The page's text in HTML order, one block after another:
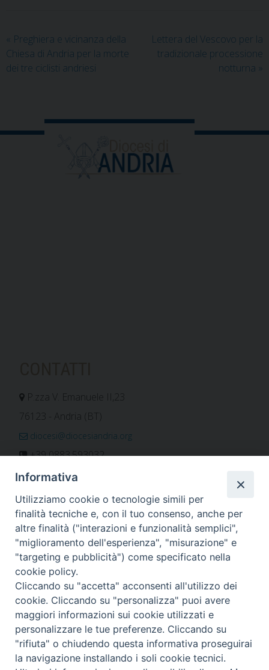
« Preghiera e vicinanza della
Chiesa di Andria per la morte
dei tre ciclisti andriesi
Lettera del Vescovo per la
tradizionale processione
notturna »
P.zza V. Emanuele II,23
76123 - Andria (BT)
diocesi@diocesiandria.org
+39 0883.593032
+39 0883.592596
ORARIO E CALENDARI
Orari uffici
Calendario diocesano
Orario messe
Per invio di comunicati, notizie e segnalazioni scrivere a:
stampa@diocesiandria.org
Informativa
Utilizziamo cookie o tecnologie simili per
finalità tecniche e, con il tuo consenso, anche per
altre finalità ("interazioni e funzionalità semplici",
"miglioramento dell'esperienza", "misurazione" e
"targeting e pubblicità") come specificato nella
cookie policy.
Cliccando su "accetta" acconsenti all'utilizzo dei
cookie. Cliccando su "personalizza" puoi avere
maggiori informazioni sui cookie utilizzati e
personalizzare le tue preferenze. Cliccando su
"rifiuta" o chiudendo questa informativa proseguirai
la navigazione installando i soli cookie tecnici.